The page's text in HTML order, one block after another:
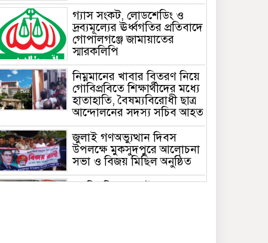
গ্যাস সংকট, লোডশেডিং ও
দ্রব্যমূল্যের ঊর্ধ্বগতির প্রতিবাদে
গোপালগঞ্জে জামায়াতের
স্মারকলিপি
নিম্নমানের খাবার বিতরণ নিয়ে
গোবিপ্রবিতে শিক্ষার্থীদের মধ্যে
হাতাহাতি, বৈষম্যবিরোধী ছাত্র
আন্দোলনের সদস্য সচিব আহত
জুলাই গণঅভ্যুত্থান দিবস
উপলক্ষে মুকসুদপুরে আলোচনা
সভা ও বিজয় মিছিল অনুষ্ঠিত
গোবিপ্রবিতে জুলাই